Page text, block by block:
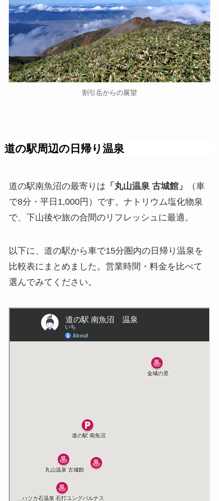
割引岳からの展望
道の駅周辺の日帰り温泉
道の駅南魚沼の最寄りは 「丸山温泉 古城館」
（車
で8分・平日1,000円）です。ナトリウム塩化物泉
で、下山後や旅の合間のリフレッシュに最適。
以下に、道の駅から車で15分圏内の日帰り温泉を
比較表にまとめました。営業時間・料金を比べて
選んでみてください。